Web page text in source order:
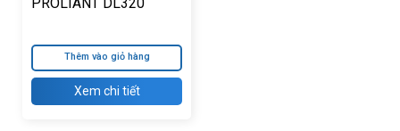
PROLIANT DL320
Thêm vào giỏ hàng
Xem chi tiết